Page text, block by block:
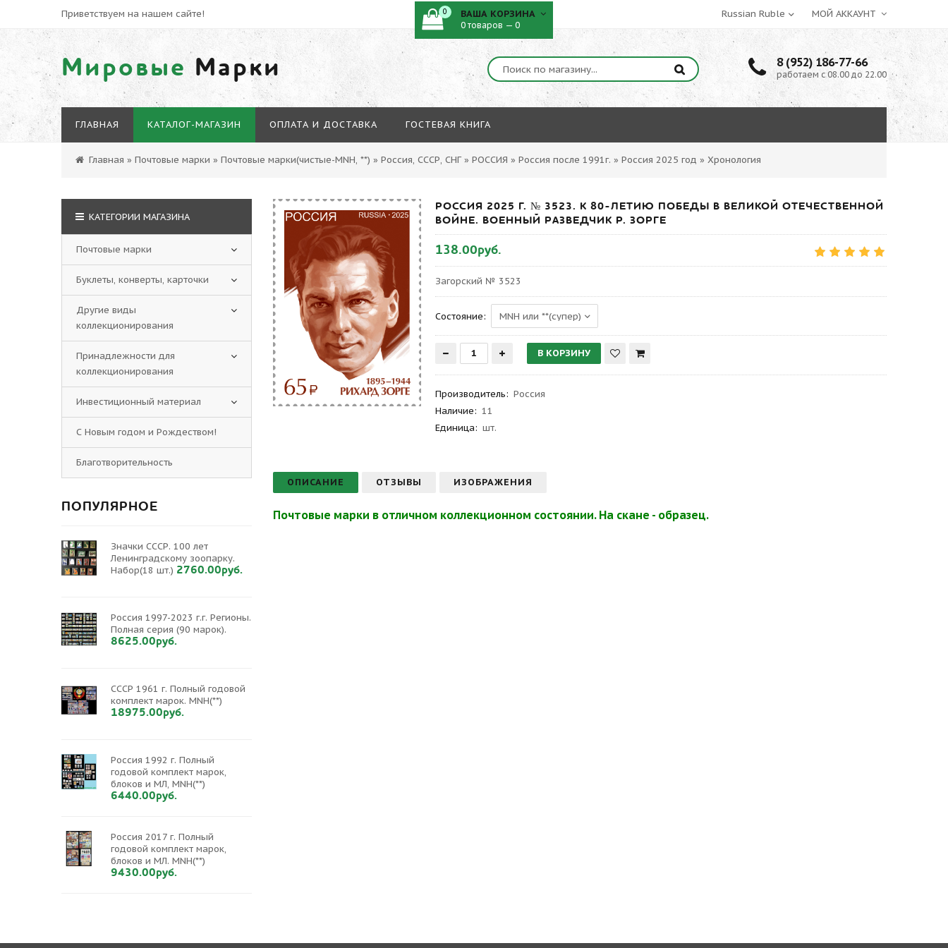
Приветствуем на нашем сайте! МОЙ АККАУНТ
Мировые Марки 8 (952) 186-77-66
работаем с 08.00 до 22.00
0 ВАША КОРЗИНА
0 товаров — 0
ГЛАВНАЯ КАТАЛОГ-МАГАЗИН ОПЛАТА И ДОСТАВКА ГОСТЕВАЯ КНИГА
Главная » Почтовые марки » Почтовые марки(чистые-MNH, **) » Россия, СССР, СНГ » РОССИЯ » Россия после 1991г. » Россия 2025 год » Хронология
РОССИЯ 2025 Г. № 3523. К 80-ЛЕТИЮ ПОБЕДЫ В ВЕЛИКОЙ ОТЕЧЕСТВЕННОЙ
ВОЙНЕ. ВОЕННЫЙ РАЗВЕДЧИК Р. ЗОРГЕ
138.00руб.
Загорский № 3523
Состояние:
Производитель: Россия
Наличие: 11
Единица: шт.
ОПИСАНИЕ ОТЗЫВЫ ИЗОБРАЖЕНИЯ
Почтовые марки в отличном коллекционном состоянии. На скане - образец.
КАТЕГОРИИ МАГАЗИНА
Почтовые марки
Буклеты, конверты, карточки
Другие виды
коллекционирования
Принадлежности для
коллекционирования
Инвестиционный материал
С Новым годом и Рождеством!
Благотворительность
ПОПУЛЯРНОЕ
Значки СССР. 100 лет
Ленинградскому зоопарку.
Набор(18 шт.) 2760.00руб.
Россия 1997-2023 г.г. Регионы.
Полная серия (90 марок).
8625.00руб.
СССР 1961 г. Полный годовой
комплект марок. MNH(**)
18975.00руб.
Россия 1992 г. Полный
годовой комплект марок,
блоков и МЛ, MNH(**)
6440.00руб.
Россия 2017 г. Полный
годовой комплект марок,
блоков и МЛ. MNH(**)
9430.00руб.